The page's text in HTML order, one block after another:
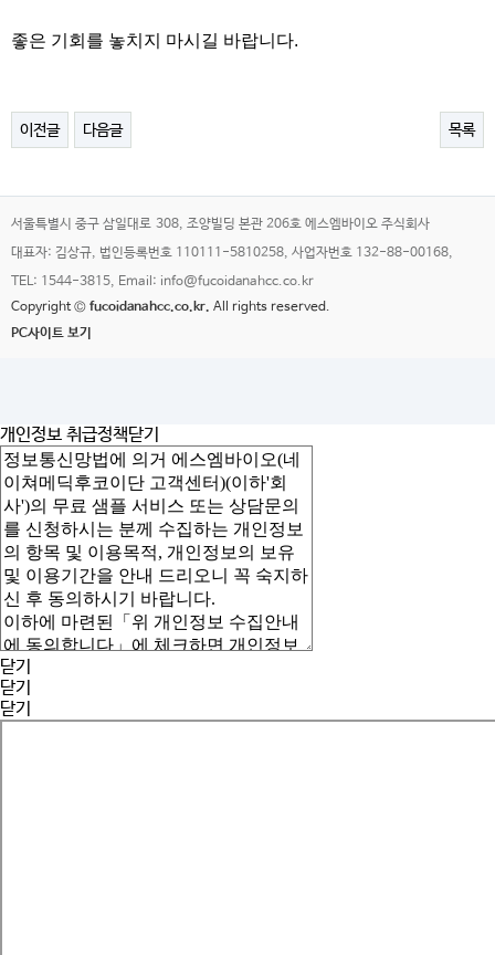
좋은 기회를 놓치지 마시길 바랍니다.
이전글 다음글 목록
서울특별시 중구 삼일대로 308, 조양빌딩 본관 206호 에스엠바이오 주식회사
대표자: 김상규, 법인등록번호 110111-5810258, 사업자번호 132-88-00168,
TEL: 1544-3815, Email: info@fucoidanahcc.co.kr
Copyright © fucoidanahcc.co.kr. All rights reserved.
PC사이트 보기
개인정보 취급정책닫기
닫기
닫기
닫기